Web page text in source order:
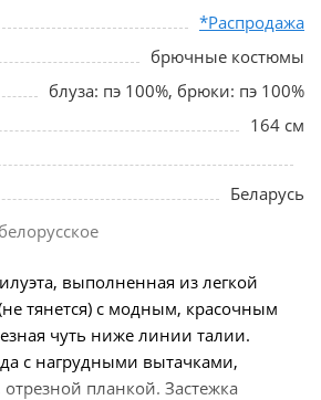
*Распродажа
брючные костюмы
блуза: пэ 100%, брюки: пэ 100%
164 см
Беларусь
выполненная из легкой
тянется) с модным, красочным
чуть ниже линии талии.
с нагрудными вытачками,
планкой. Застежка